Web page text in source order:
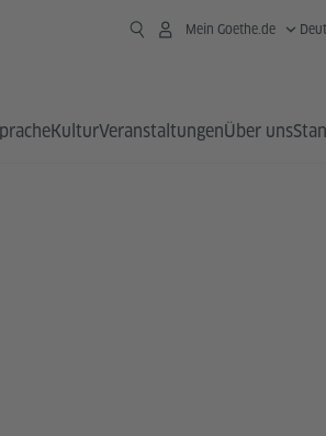
Mein Goethe.de
KulturVeranstaltungenÜber uns